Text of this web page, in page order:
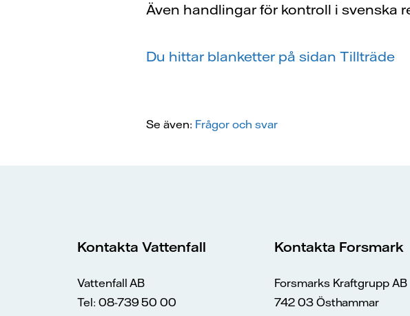
Även handlingar för kontroll i svenska
Du hittar blanketter på sidan Tillträde
Se även: Frågor och svar
Kontakta Vattenfall
Vattenfall AB
Tel: 08-739 50 00
Kontakta Forsmark
Forsmarks Kraftgrupp AB
742 03 Östhammar